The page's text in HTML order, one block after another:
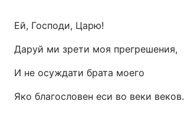
Ей, Господи, Царю!
Даруй ми зрети моя прегрешения,
И не осуждати брата моего
Яко благословен еси во веки веков.